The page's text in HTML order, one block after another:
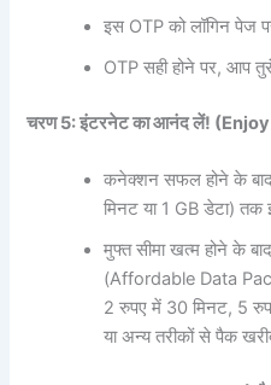
इस OTP को लॉगिन पेज
OTP सही होने पर, आप
चरण 5:इंटरनेटकाआनंदलें!
कनेक्शन सफल होने के
मिनट या 1 GB डेटा)
मुफ्त सीमा खत्म होने के
(Affordable Data
2 रुपए में 30 मिनट, 5
या अन्य तरीकों से पैक